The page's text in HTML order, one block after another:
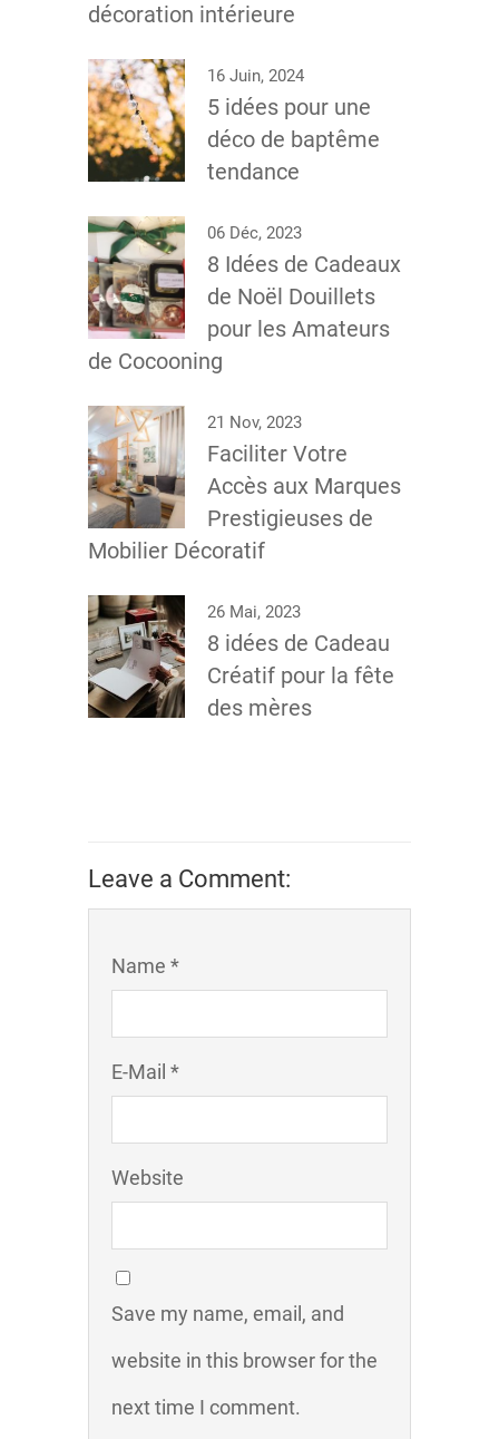
décoration intérieure
16 Juin, 2024
5 idées pour une
déco de baptême
tendance
06 Déc, 2023
8 Idées de Cadeaux
de Noël Douillets
pour les Amateurs
de Cocooning
21 Nov, 2023
Faciliter Votre
Accès aux Marques
Prestigieuses de
Mobilier Décoratif
26 Mai, 2023
8 idées de Cadeau
Créatif pour la fête
des mères
Leave a Comment:
Name *
E-Mail *
Website
Save my name, email, and
website in this browser for the
next time I comment.